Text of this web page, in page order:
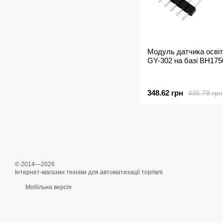
Модуль датчика
GY-302 на базі
435.78 грн
348.62 грн
© 2014—2026
Інтернет-магазин техніки для автоматизації торгівлі
Мобільна версія